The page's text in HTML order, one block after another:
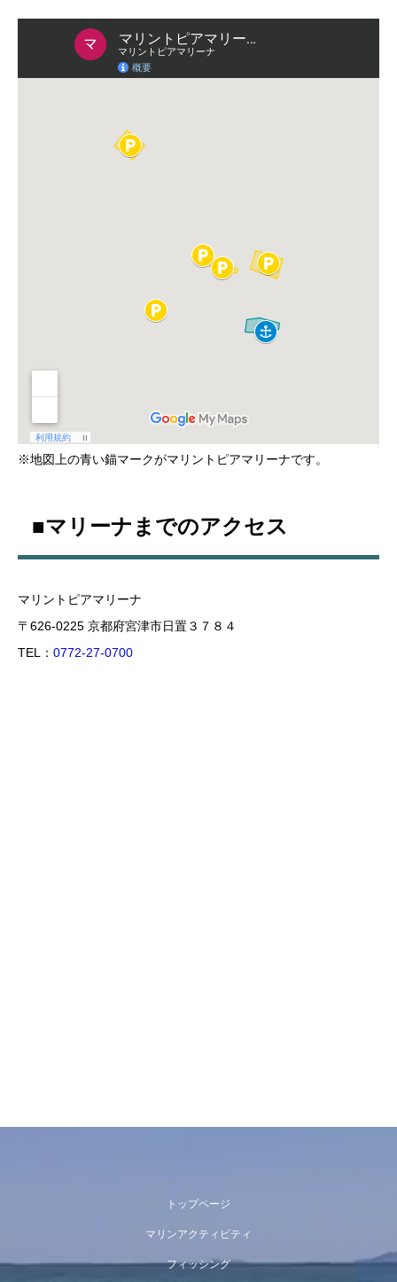
※地図上の青い錨マークがマリントピアマリーナです。
■マリーナまでのアクセス
マリントピアマリーナ
〒626-0225 京都府宮津市日置３７８４
TEL： 0772-27-0700
トップページ
マリンアクティビティ
フィッシング